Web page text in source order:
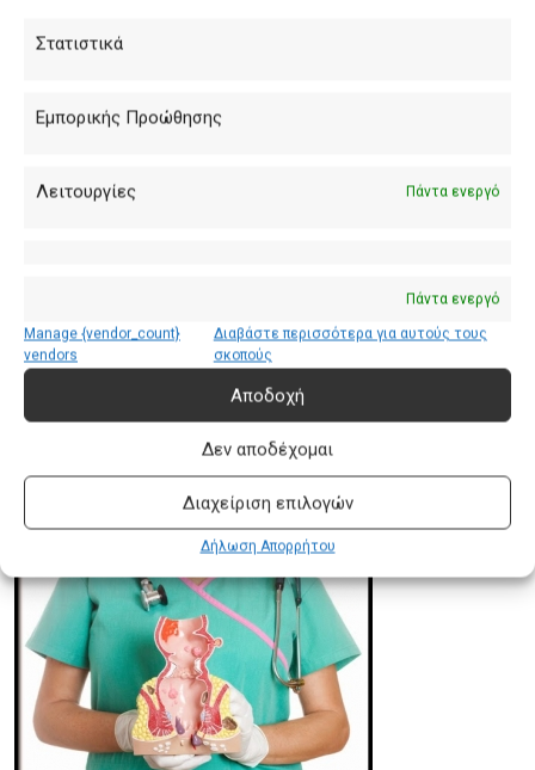
Στατιστικά
Εμπορικής Προώθησης
Λειτουργίες Πάντα ενεργό
Πάντα ενεργό
Manage {vendor_count}
vendors
Διαβάστε περισσότερα για αυτούς τους
σκοπούς
Αποδοχή
Δεν αποδέχομαι
Διαχείριση επιλογών
Δήλωση Απορρήτου
Αιμορροίδες
Αιμορροΐδες: Συμπτώματα,
Θεραπεία και Χειρουργείο